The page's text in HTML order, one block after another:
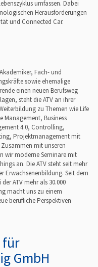
umfassen. Dabei
Herausforderungen
und Connected Car.
Fach- und
sowie ehemalige
einen neuen Berufsweg
steht die ATV an ihrer
zu Themen wie Life
Management, Business
4.0, Controlling,
Projektmanagement mit
mit unseren
wir moderne Seminare mit
an. Die ATV steht seit mehr
Erwachsenenbildung. Seit dem
ATV mehr als 30.000
macht uns zu einem
berufliche Perspektiven
für
GmbH